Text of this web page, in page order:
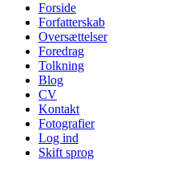
Forside
Forfatterskab
Oversættelser
Foredrag
Tolkning
Blog
CV
Kontakt
Fotografier
Log ind
Skift sprog